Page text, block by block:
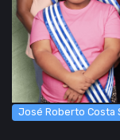
José Roberto Costa